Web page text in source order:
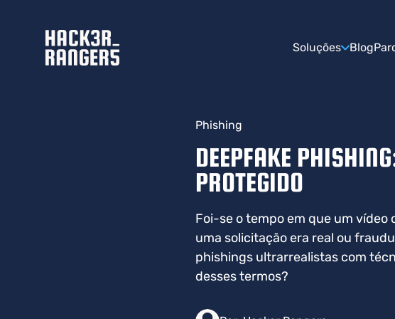
Soluções Blog
Phishing
DEEPFAKE
PROTEGIDO
Foi-se o tempo em que um vídeo
uma solicitação era real ou
phishings ultrarrealistas com
desses termos?